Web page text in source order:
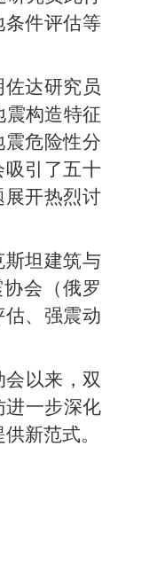
件评估等
佐达研究员
震构造特征
危险性分
吸引了五十
展开热烈讨
坦建筑与
会（俄罗
、强震动
以来，双
进一步深化
新范式。